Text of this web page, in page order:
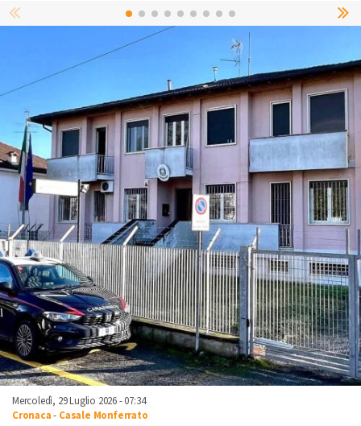
Mercoledì, 29 Luglio 2026 - 07:34
Cronaca- Casale Monferrato